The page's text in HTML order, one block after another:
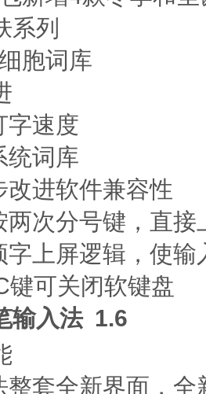
系列
胞词库
速度
词库
进软件兼容性
次分号键，直接
上屏逻辑，使输
可关闭软键盘
入法 1.6
套全新界面，全